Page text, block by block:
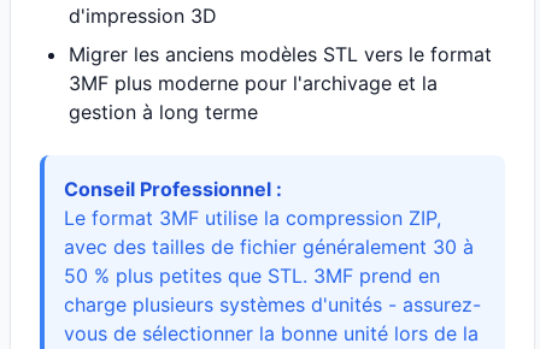
d'impression 3D
Migrer les anciens modèles STL vers le format
3MF plus moderne pour l'archivage et la
gestion à long terme
Conseil Professionnel :
Le format 3MF utilise la compression ZIP,
avec des tailles de fichier généralement 30 à
50 % plus petites que STL. 3MF prend en
charge plusieurs systèmes d'unités - assurez-
vous de sélectionner la bonne unité lors de la